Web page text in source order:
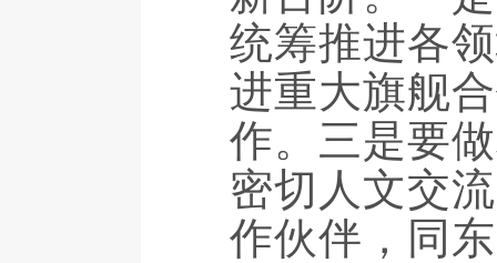
统筹推进各
进重大旗舰
作。三是要
密切人文交
作伙伴，同